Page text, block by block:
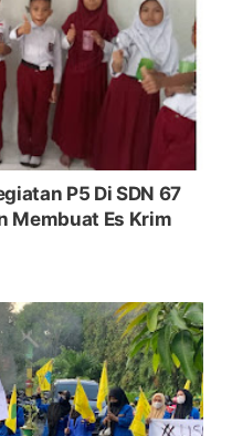
P5 Di SDN 67
Membuat Es Krim